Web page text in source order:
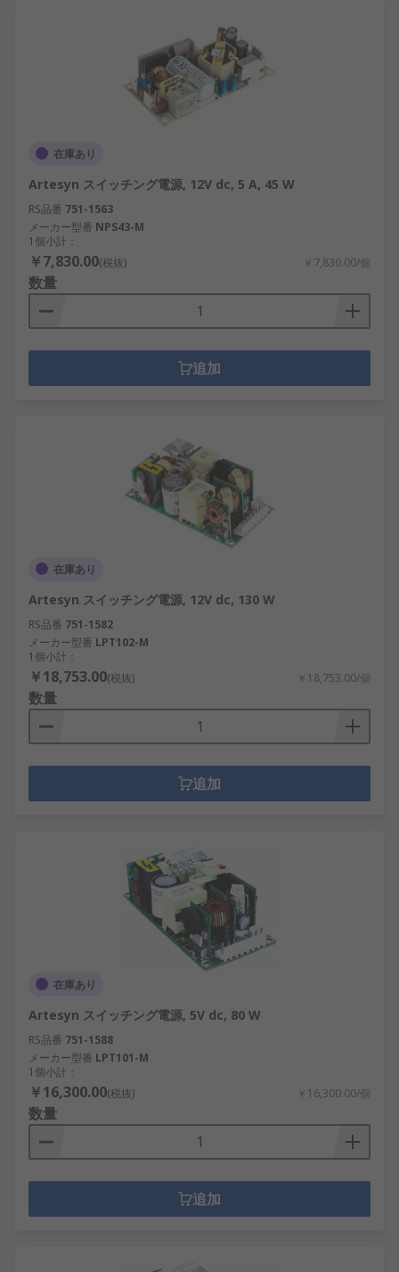
在庫あり
Artesyn スイッチング電源, 12V dc, 5 A, 45 W
RS品番 751-1563
メーカー型番 NPS43-M
1個小計：
￥7,830.00(税抜) ￥7,830.00/個
数量
追加
在庫あり
Artesyn スイッチング電源, 12V dc, 130 W
RS品番 751-1582
メーカー型番 LPT102-M
1個小計：
￥18,753.00(税抜) ￥18,753.00/個
数量
追加
在庫あり
Artesyn スイッチング電源, 5V dc, 80 W
RS品番 751-1588
メーカー型番 LPT101-M
1個小計：
￥16,300.00(税抜) ￥16,300.00/個
数量
追加